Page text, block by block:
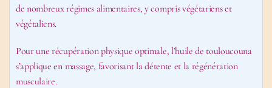
de nombreux régimes alimentaires, y compris végétariens et
végétaliens.
Pour une récupération physique optimale, l’huile de touloucouna
s’applique en massage, favorisant la détente et la régénération
musculaire.